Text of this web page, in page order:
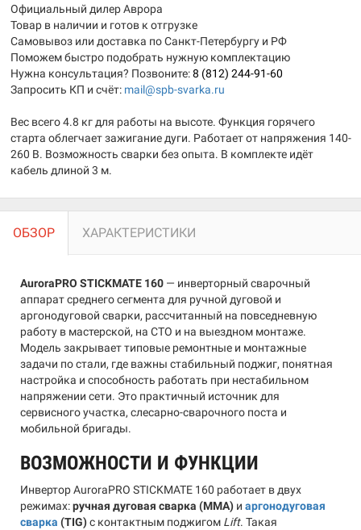
Официальный дилер Аврора
Товар в наличии и готов к отгрузке
Самовывоз или доставка по Санкт-Петербургу и РФ
Поможем быстро подобрать нужную комплектацию
Нужна консультация? Позвоните:8 (812) 244-91-60
Запросить КП и счёт: mail@spb-svarka.ru
Вес всего 4.8 кг для работы на высоте. Функция горячего
старта облегчает зажигание дуги. Работает от напряжения 140-
260 В. Возможность сварки без опыта. В комплекте идёт
кабель длиной 3 м.
ОБЗОР ХАРАКТЕРИСТИКИ
AuroraPRO STICKMATE 160 — инверторный сварочный
аппарат среднего сегмента для ручной дуговой и
аргонодуговой сварки, рассчитанный на повседневную
работу в мастерской, на СТО и на выездном монтаже.
Модель закрывает типовые ремонтные и монтажные
задачи по стали, где важны стабильный поджиг, понятная
настройка и способность работать при нестабильном
напряжении сети. Это практичный источник для
сервисного участка, слесарно-сварочного поста и
мобильной бригады.
ВОЗМОЖНОСТИ И ФУНКЦИИ
Инвертор AuroraPRO STICKMATE 160 работает в двух
режимах:ручная дуговая сварка (MMA) и аргонодуговая
сварка (TIG)с контактным поджигом Lift. Такая